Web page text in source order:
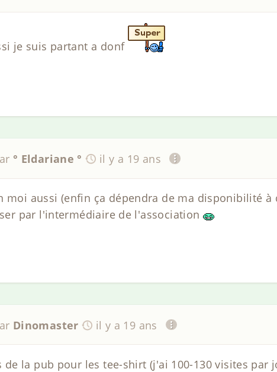
je suis partant a donf
° Eldariane ° il y a 19 ans
moi aussi (enfin ça dépendra de ma disponibilité
par l'intermédiaire de l'association
Dinomaster il y a 19 ans
de la pub pour les tee-shirt (j'ai 100-130 visites